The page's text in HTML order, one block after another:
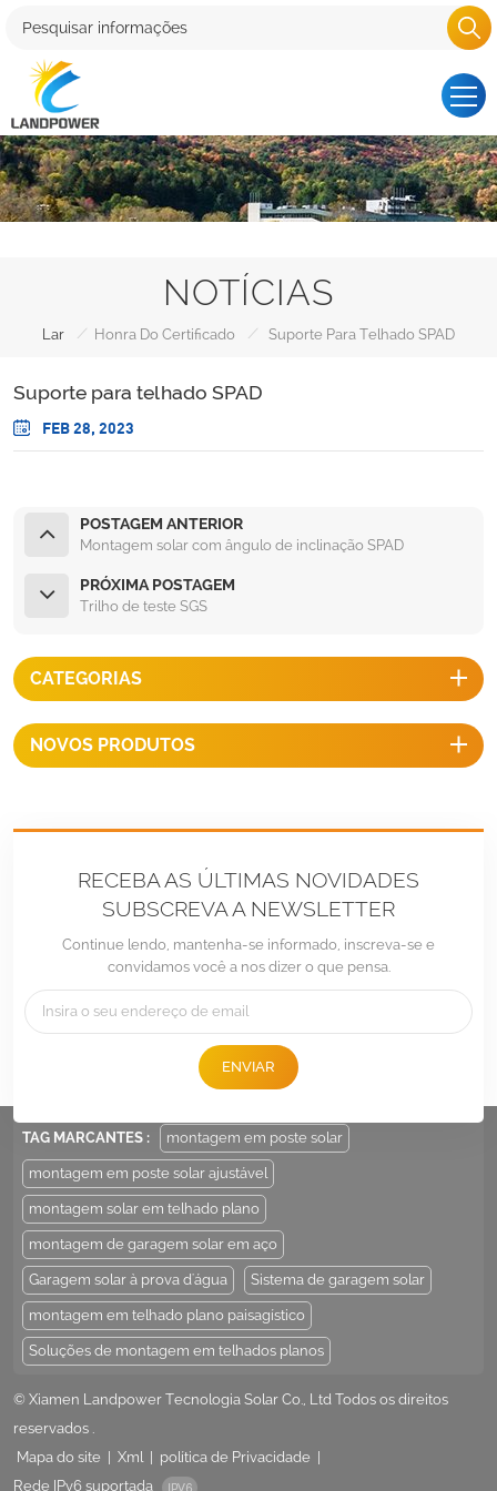
NOTÍCIAS
Lar / Honra Do Certificado / Suporte Para Telhado SPAD
Suporte para telhado SPAD
FEB 28, 2023
POSTAGEM ANTERIOR
Montagem solar com ângulo de inclinação SPAD
PRÓXIMA POSTAGEM
Trilho de teste SGS
CATEGORIAS
NOVOS PRODUTOS
RECEBA AS ÚLTIMAS NOVIDADES
SUBSCREVA A NEWSLETTER
Continue lendo, mantenha-se informado, inscreva-se e
convidamos você a nos dizer o que pensa.
ENVIAR
Tel : +86 -592-6212776
Sales@LandpowerSolar.com
Add : Unit 206-9, No 15, Duiying Road, Jimei District, Xiamen, China
TAG MARCANTES : montagem em poste solar
montagem em poste solar ajustável
montagem solar em telhado plano
montagem de garagem solar em aço
Garagem solar à prova d'água Sistema de garagem solar
montagem em telhado plano paisagístico
Soluções de montagem em telhados planos
© Xiamen Landpower Tecnologia Solar Co., Ltd Todos os direitos
reservados .
Mapa do site
Xml política de Privacidade
Rede IPv6 suportada